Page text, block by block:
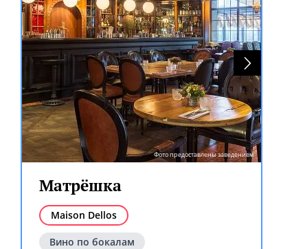
Фото предоставлены заведением
Матрёшка
Maison Dellos
Вино по бокалам